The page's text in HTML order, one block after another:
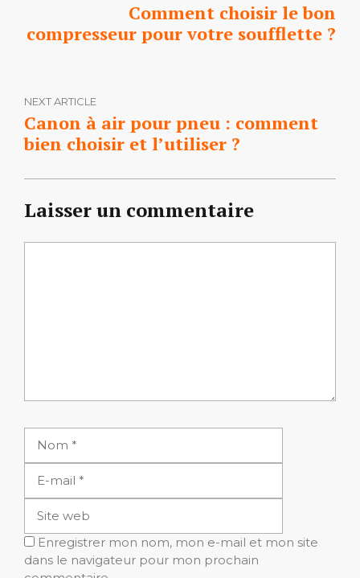
Comment choisir le bon
compresseur pour votre soufflette ?
NEXT ARTICLE
Canon à air pour pneu : comment
bien choisir et l’utiliser ?
Laisser un commentaire
Enregistrer mon nom, mon e-mail et mon site
dans le navigateur pour mon prochain